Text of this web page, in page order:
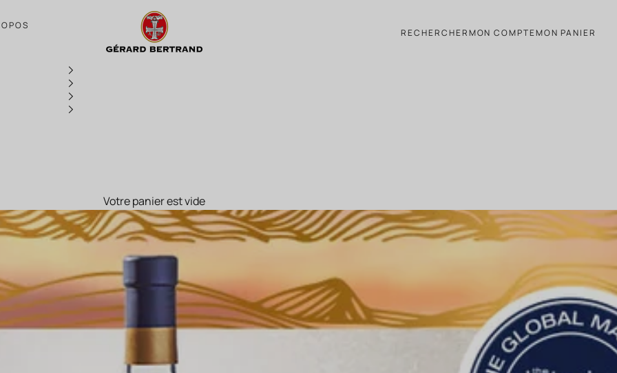
Clos du Temple 2020 : un millésime exceptionnel, pour un vin hors du t
RECHERCHERMON COMPTEMON PANIER
Votre panier est vide